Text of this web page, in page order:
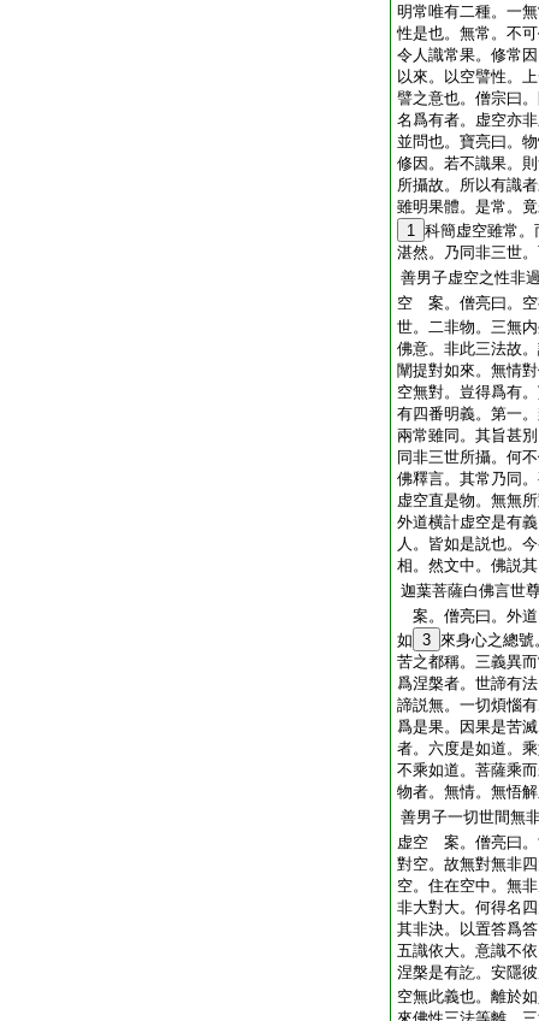
明常唯有二種。一
性是也。無常。不
令人識常果。修常
以來。以空譬性。
譬之意也。僧宗曰
名爲有者。虚空亦
並問也。寶亮曰。
修因。若不識果。
所攝故。所以有識
雖明果體。是常。
1 科簡虚空雖常
湛然。乃同非三世
善男子虚空之性非
空 案。僧亮曰。空
世。二非物。三無
佛意。非此三法故
闡提對如來。無情
空無對。豈得爲有
有四番明義。第一
兩常雖同。其旨甚
同非三世所攝。何
佛釋言。其常乃同
虚空直是物。無無
外道横計虚空是有
人。皆如是説也。
相。然文中。佛説
迦葉菩薩白佛言世
案。僧亮曰。外
如 3 來身心之總號
苦之都稱。三義異
爲涅槃者。世諦有
諦説無。一切煩惱
爲是果。因果是苦
者。六度是如道。
不乘如道。菩薩乘
物者。無情。無悟
善男子一切世間無
虚空 案。僧亮曰。
對空。故無對無非
空。住在空中。無
非大對大。何得名
其非決。以置答爲
五識依大。意識不
涅槃是有訖。安隱
空無此義也。離於